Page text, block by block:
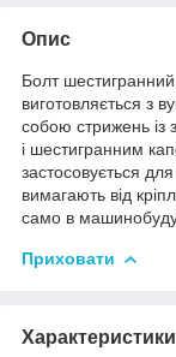
Опис
Болт
виготовляється з
собою стрижень із
і шестигранним
застосовується
вимагають від
само в
Приховати
Характеристики